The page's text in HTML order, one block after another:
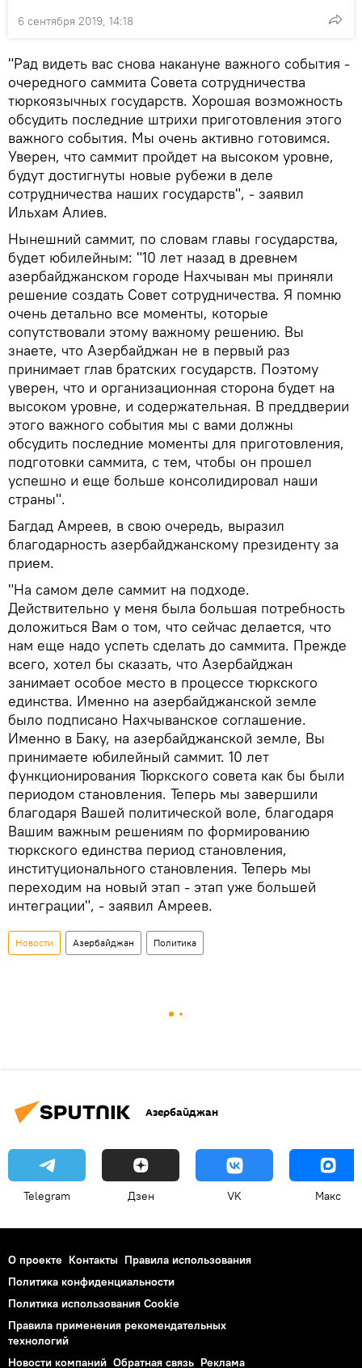
6 сентября 2019, 14:18
"Рад видеть вас снова накануне важного события -
очередного саммита Совета сотрудничества
тюркоязычных государств. Хорошая возможность
обсудить последние штрихи приготовления этого
важного события. Мы очень активно готовимся.
Уверен, что саммит пройдет на высоком уровне,
будут достигнуты новые рубежи в деле
сотрудничества наших государств", - заявил
Ильхам Алиев.
Нынешний саммит, по словам главы государства,
будет юбилейным: "10 лет назад в древнем
азербайджанском городе Нахчыван мы приняли
решение создать Совет сотрудничества. Я помню
очень детально все моменты, которые
сопутствовали этому важному решению. Вы
знаете, что Азербайджан не в первый раз
принимает глав братских государств. Поэтому
уверен, что и организационная сторона будет на
высоком уровне, и содержательная. В преддверии
этого важного события мы с вами должны
обсудить последние моменты для приготовления,
подготовки саммита, с тем, чтобы он прошел
успешно и еще больше консолидировал наши
страны".
Багдад Амреев, в свою очередь, выразил
благодарность азербайджанскому президенту за
прием.
"На самом деле саммит на подходе.
Действительно у меня была большая потребность
доложиться Вам о том, что сейчас делается, что
нам еще надо успеть сделать до саммита. Прежде
всего, хотел бы сказать, что Азербайджан
занимает особое место в процессе тюркского
единства. Именно на азербайджанской земле
было подписано Нахчыванское соглашение.
Именно в Баку, на азербайджанской земле, Вы
принимаете юбилейный саммит. 10 лет
функционирования Тюркского совета как бы были
периодом становления. Теперь мы завершили
благодаря Вашей политической воле, благодаря
Вашим важным решениям по формированию
тюркского единства период становления,
институционального становления. Теперь мы
переходим на новый этап - этап уже большей
интеграции", - заявил Амреев.
Новости Азербайджан Политика
Азербайджан
Telegram Дзен VK Макс
О проекте Контакты Правила использования
Политика конфиденциальности
Политика использования Cookie
Правила применения рекомендательных
технологий
Новости компаний Обратная связь Реклама